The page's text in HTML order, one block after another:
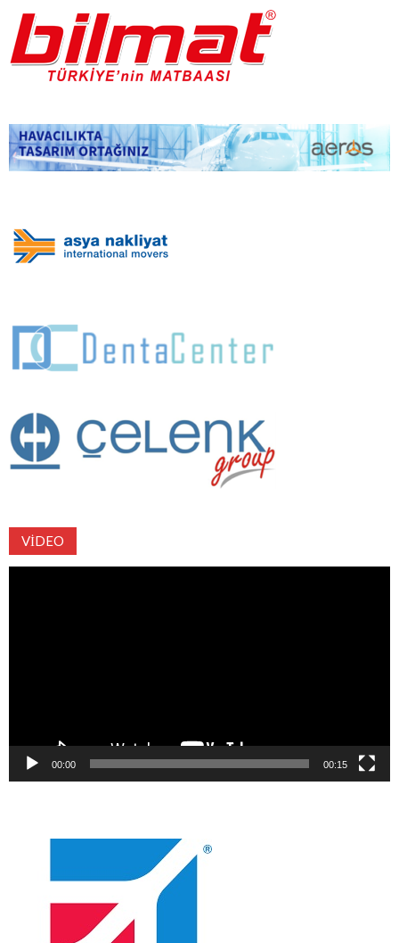
VIDEO
00:00 00:15